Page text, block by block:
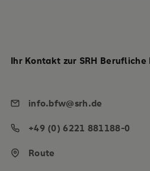
Ihr Kontakt zur SRH
info.bfw@srh.de
+49 (0) 6221 881188-0
Route